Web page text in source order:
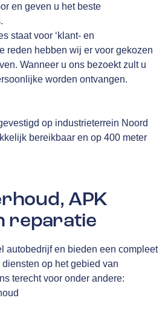
en geven u het beste
staat voor ‘klant- en
reden hebben wij er voor gekozen
Wanneer u ons bezoekt zult u
worden ontvangen.
op industrieterrein Noord
bereikbaar en op 400 meter
APK
reparatie
autobedrijf en bieden een compleet
op het gebied van
terecht voor onder andere: